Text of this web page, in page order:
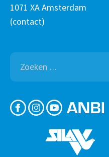
1071 XA Amsterdam
(contact)